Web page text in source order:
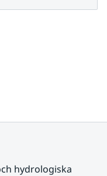
hydrologiska